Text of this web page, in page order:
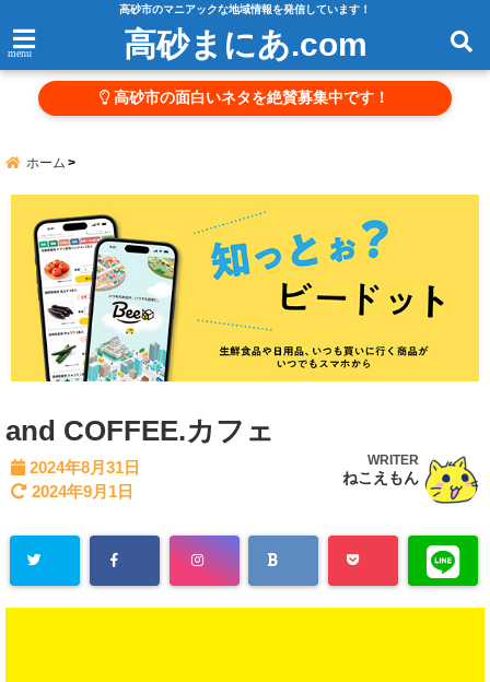
高砂市のマニアックな地域情報を発信しています！
menu 高砂まにあ.com
高砂市の面白いネタを絶賛募集中です！
ホーム
and COFFEE.カフェ
2024年8月31日
2024年9月1日
WRITER
ねこえもん